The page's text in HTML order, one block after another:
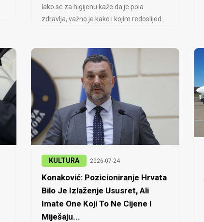
Iako se za higijenu kaže da je pola
zdravlja, važno je kako i kojim redoslijed..
KULTURA 2026-07-24
Konaković: Pozicioniranje Hrvata
Bilo Je Izlaženje Ususret, Ali
Imate One Koji To Ne Cijene I
Miješaju...